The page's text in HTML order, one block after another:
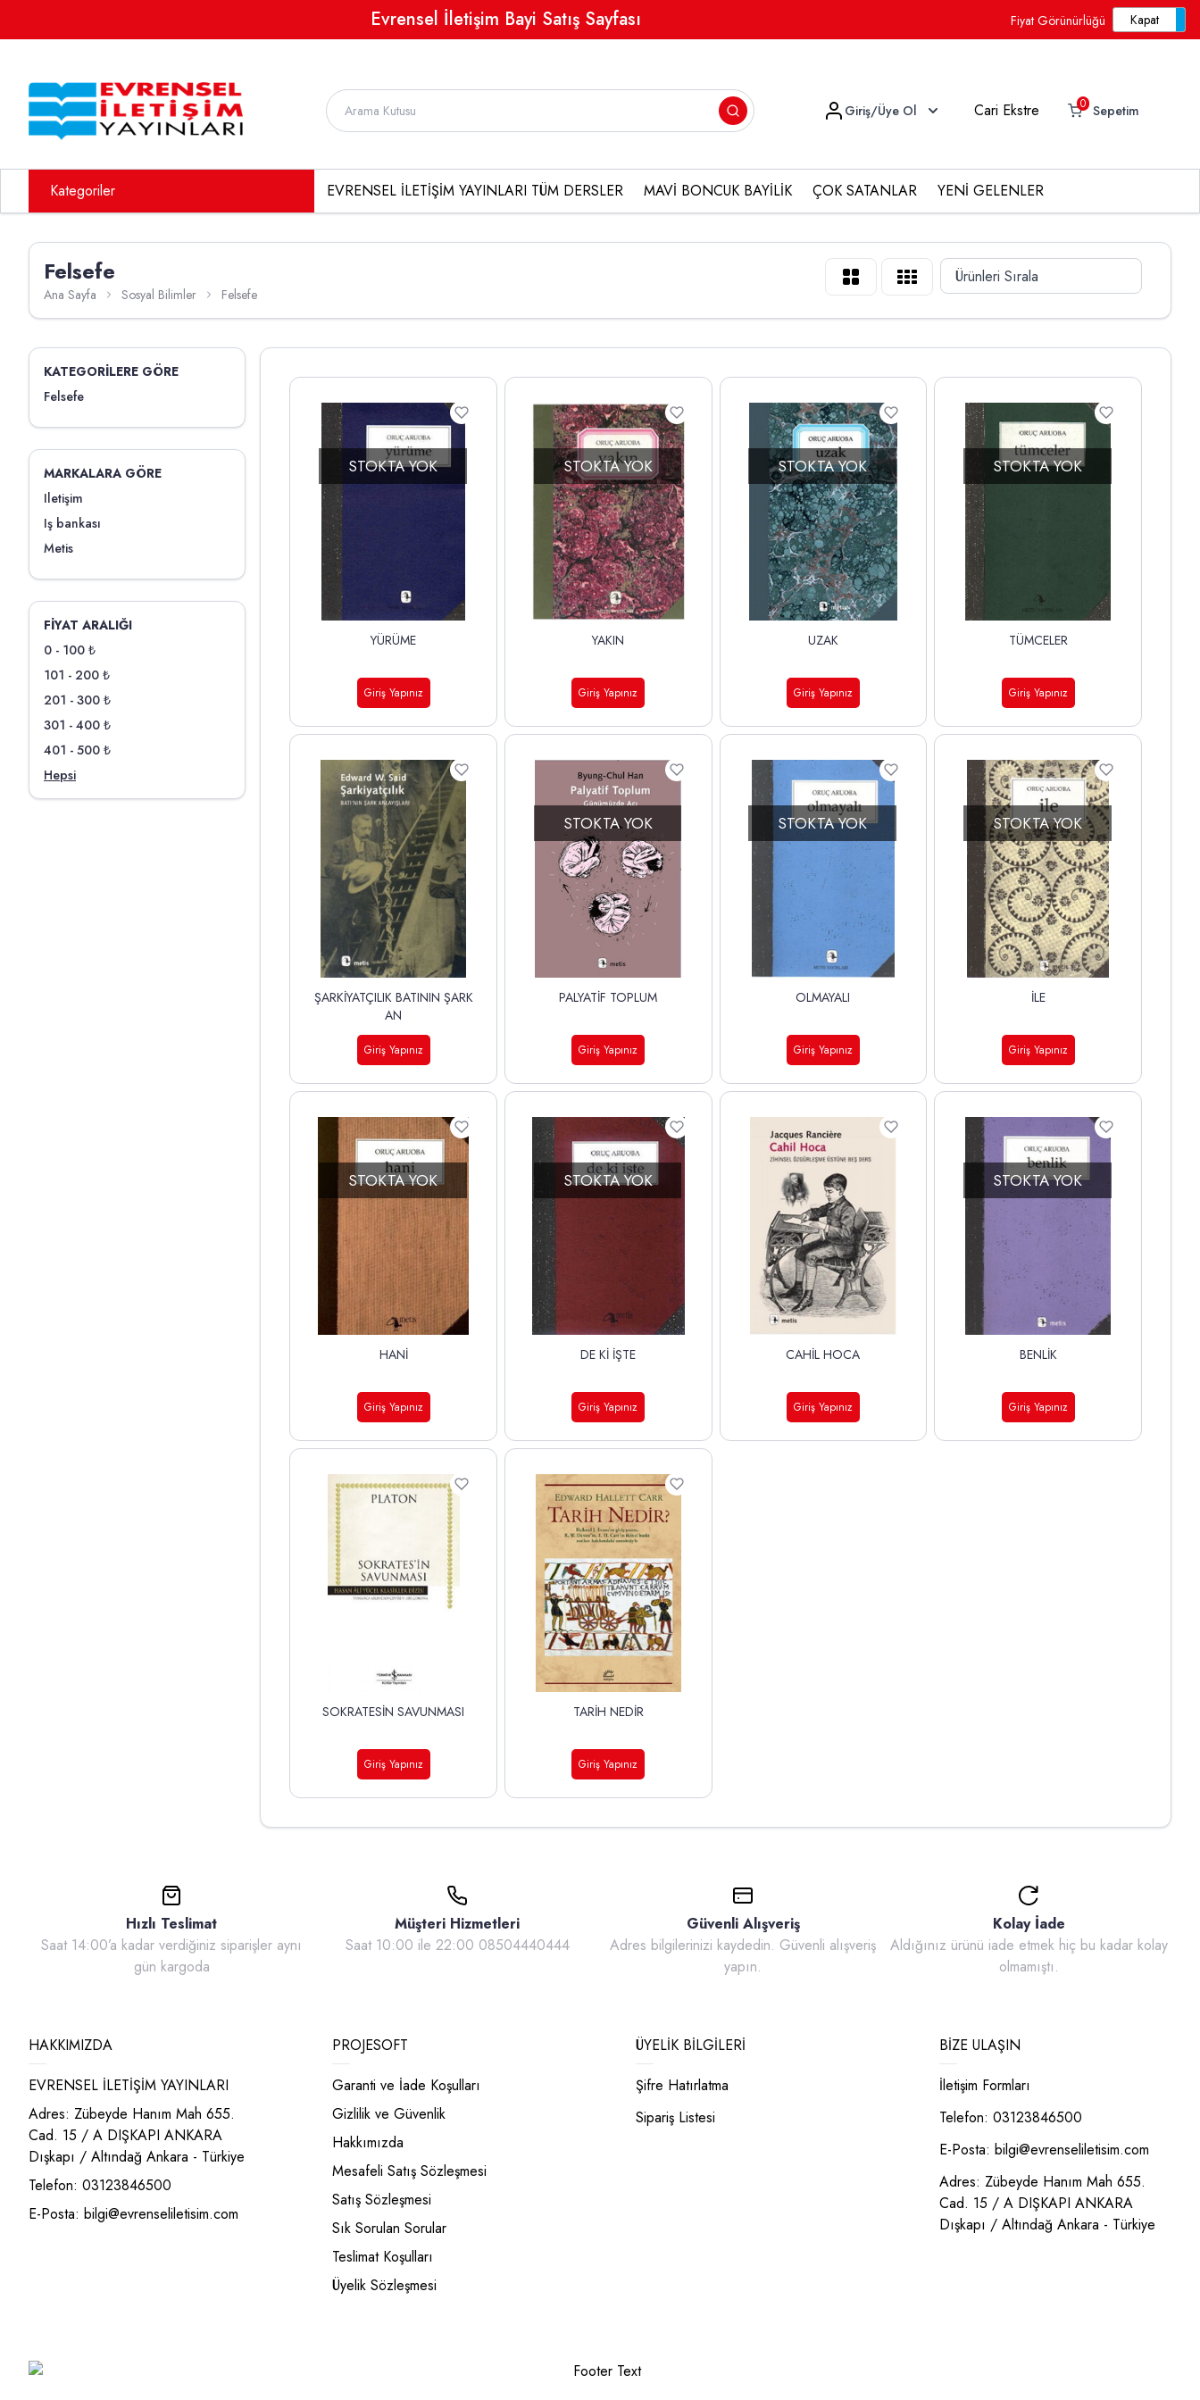
Evrensel İletişim Bayi Satış Sayfası Fiyat Görünürlüğü
Giriş/Üye Ol Cari Ekstre 0 Sepetim
Kategoriler EVRENSEL İLETİŞİM YAYINLARI TÜM DERSLER MAVİ BONCUK BAYİLİK ÇOK SATANLAR YENİ GELENLER
Felsefe
Ana Sayfa Sosyal Bilimler Felsefe
KATEGORILERE GÖRE
Felsefe
MARKALARA GÖRE
Iletişim
Iş bankası
Metis
FIYAT ARALIĞI
0 - 100 ₺
101 - 200 ₺
201 - 300 ₺
301 - 400 ₺
401 - 500 ₺
Hepsi
STOKTA YOK
YÜRÜME
Giriş Yapınız
STOKTA YOK
YAKIN
Giriş Yapınız
STOKTA YOK
UZAK
Giriş Yapınız
STOKTA YOK
TÜMCELER
Giriş Yapınız
ŞARKİYATÇILIK BATININ ŞARK
AN
Giriş Yapınız
STOKTA YOK
PALYATİF TOPLUM
Giriş Yapınız
STOKTA YOK
OLMAYALI
Giriş Yapınız
STOKTA YOK
İLE
Giriş Yapınız
STOKTA YOK
HANİ
Giriş Yapınız
STOKTA YOK
DE Kİ İŞTE
Giriş Yapınız
CAHİL HOCA
Giriş Yapınız
STOKTA YOK
BENLİK
Giriş Yapınız
SOKRATESİN SAVUNMASI
Giriş Yapınız
TARİH NEDİR
Giriş Yapınız
Hızlı Teslimat
Saat 14:00’a kadar verdiğiniz siparişler aynı
gün kargoda
Müşteri Hizmetleri
Saat 10:00 ile 22:00 08504440444
Güvenli Alışveriş
Adres bilgilerinizi kaydedin. Güvenli alışveriş
yapın.
Kolay İade
Aldığınız ürünü iade etmek hiç bu kadar kolay
olmamıştı.
HAKKIMIZDA
EVRENSEL İLETİŞİM YAYINLARI
Adres: Zübeyde Hanım Mah 655.
Cad. 15 / A DIŞKAPI ANKARA
Dışkapı / Altındağ Ankara - Türkiye
Telefon: 03123846500
E-Posta: bilgi@evrenseliletisim.com
PROJESOFT
Garanti ve İade Koşulları
Gizlilik ve Güvenlik
Hakkımızda
Mesafeli Satış Sözleşmesi
Satış Sözleşmesi
Sık Sorulan Sorular
Teslimat Koşulları
Üyelik Sözleşmesi
ÜYELIK BILGILERI
Şifre Hatırlatma
Sipariş Listesi
BIZE ULAŞIN
İletişim Formları
Telefon: 03123846500
E-Posta: bilgi@evrenseliletisim.com
Adres: Zübeyde Hanım Mah 655.
Cad. 15 / A DIŞKAPI ANKARA
Dışkapı / Altındağ Ankara - Türkiye